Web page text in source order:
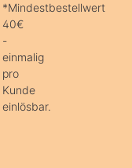
*Mindestbestellwert
40€
-
einmalig
pro
Kunde
einlösbar.